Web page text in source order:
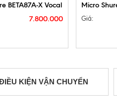
BETA87A-X Vocal
7.800.000
Micro
Giá:
KIỆN VẬN CHUYỂN